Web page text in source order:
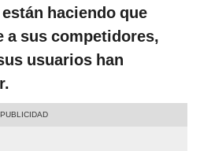
haciendo que
a sus competidores,
usuarios han